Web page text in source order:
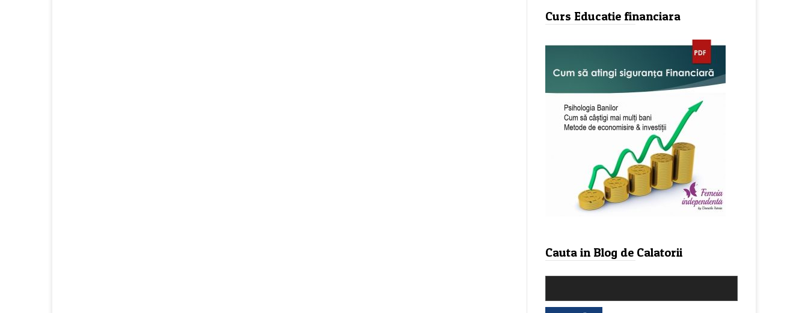
Curs Educatie financiara
Cauta in Blog de Calatorii